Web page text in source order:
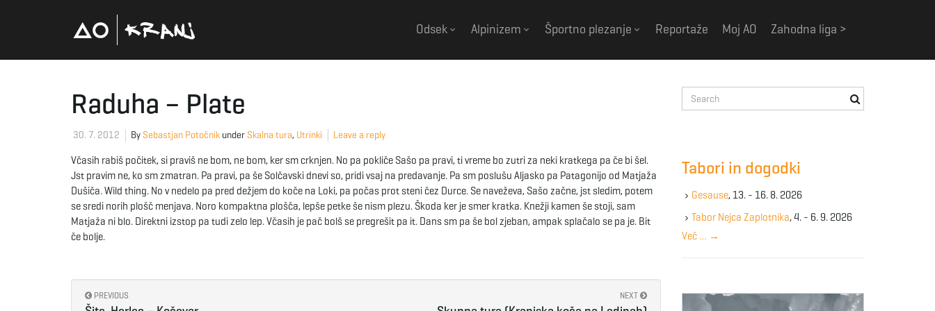
Odsek Alpinizem Športno plezanje Reportaže Moj AO Zahodna liga >
Raduha – Plate
30. 7. 2012 By Sebastjan Potočnik under Skalna tura, Utrinki Leave a reply
Včasih rabiš počitek, si praviš ne bom, ne bom, ker sm crknjen. No pa pokliče Sašo pa pravi, ti vreme bo zutri za neki kratkega pa če bi šel.
Jst pravim ne, ko sm zmatran. Pa pravi, pa še Solčavski dnevi so, pridi vsaj na predavanje. Pa sm poslušu Aljasko pa Patagonijo od Matjaža
Dušiča. Wild thing. No v nedelo pa pred dežjem do koče na Loki, pa počas prot steni čez Durce. Se naveževa, Sašo začne, jst sledim, potem
se sredi norih plošč menjava. Noro kompaktna plošča, lepše petke še nism plezu. Škoda ker je smer kratka. Knežji kamen še stoji, sam
Matjaža ni blo. Direktni izstop pa tudi zelo lep. Včasih je pač bolš se pregrešit pa it. Dans sm pa še bol zjeban, ampak splačalo se pa je. Bit
če bolje.
PREVIOUS NEXT
e
e
y
w
r
Tabori in dogodki
Gesause, 13. - 16. 8. 2026
Tabor Nejca Zaplotnika, 4. - 6. 9. 2026
Več … →